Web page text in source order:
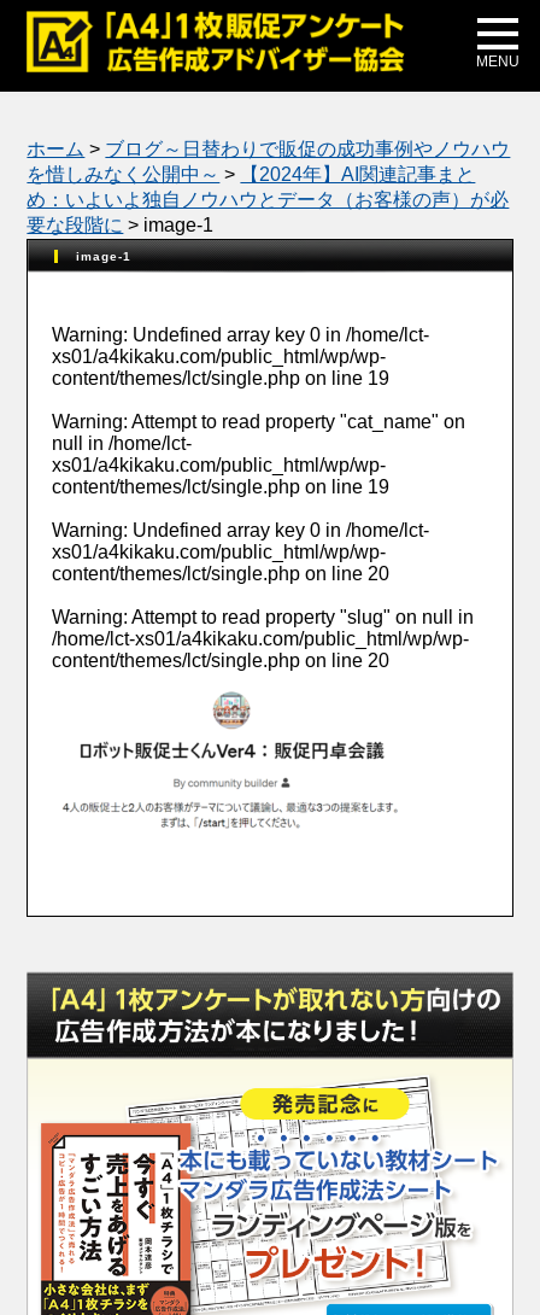
MENU
メディア掲載
公式ブログ
ホーム > ブログ～日替わりで販促の成功事例やノウハウ
を惜しみなく公開中～ >
【2024年】AI関連記事まと
め：いよいよ独自ノウハウとデータ（お客様の声）が必
要な段階に > image-1
image-1
Warning: Undefined array key 0 in/home/lct-
xs01/a4kikaku.com/public_html/wp/wp-
content/themes/lct/single.php on line 19
Warning: Attempt to read property "cat_name" on
null in/home/lct-
xs01/a4kikaku.com/public_html/wp/wp-
content/themes/lct/single.php on line 19
Warning: Undefined array key 0 in/home/lct-
xs01/a4kikaku.com/public_html/wp/wp-
content/themes/lct/single.php on line 20
Warning: Attempt to read property "slug" on null in
/home/lct-xs01/a4kikaku.com/public_html/wp/wp-
content/themes/lct/single.php on line 20